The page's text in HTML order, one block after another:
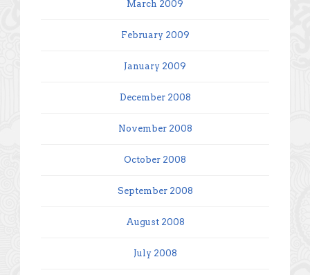
March 2009
February 2009
January 2009
December 2008
November 2008
October 2008
September 2008
August 2008
July 2008